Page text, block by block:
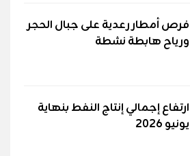
فرص أمطار رعدية على جبال الحجر
ورياح هابطة نشطة
ارتفاع إجمالي إنتاج النفط بنهاية
يونيو 2026